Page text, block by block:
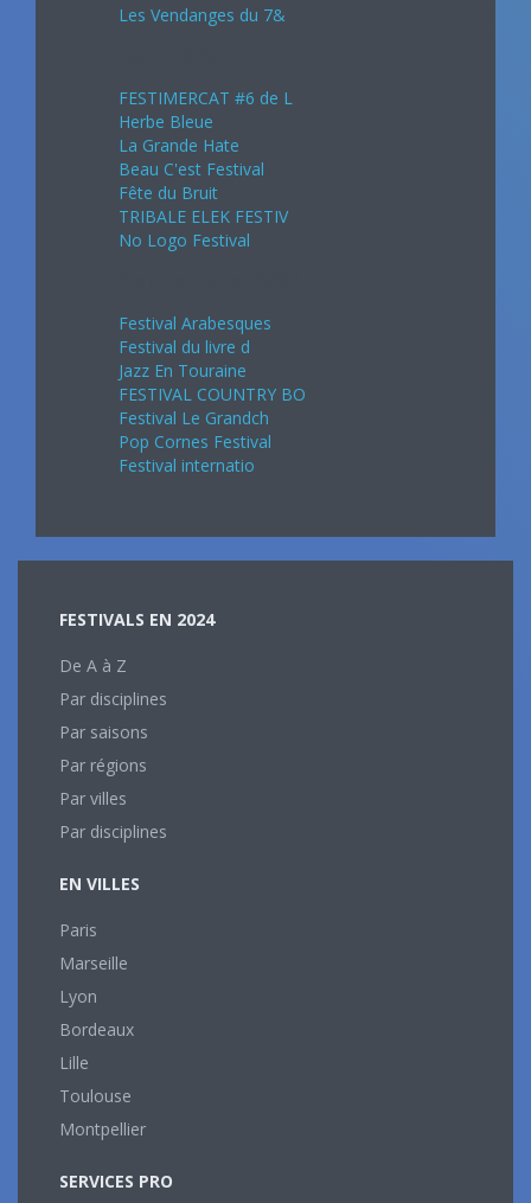
Les Vendanges du 7&
FESTIMERCAT #6 de L
Herbe Bleue
La Grande Hate
Beau C'est Festival
Fête du Bruit
TRIBALE ELEK FESTIV
No Logo Festival
Festival Arabesques
Festival du livre d
Jazz En Touraine
FESTIVAL COUNTRY BO
Festival Le Grandch
Pop Cornes Festival
Festival internatio
FESTIVALS EN 2024
De A à Z
Par disciplines
Par saisons
Par régions
Par villes
Par disciplines
EN VILLES
Paris
Marseille
Lyon
Bordeaux
Lille
Toulouse
Montpellier
SERVICES PRO